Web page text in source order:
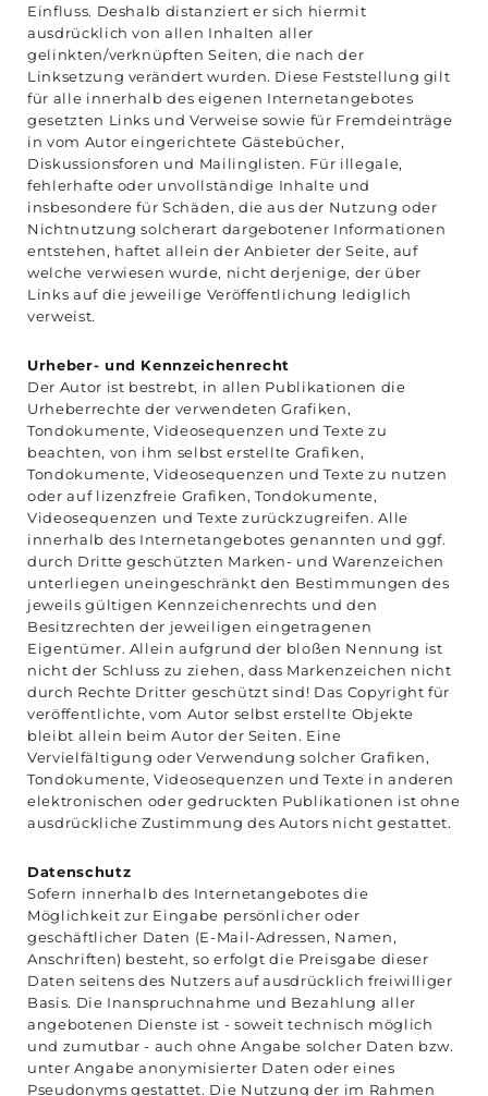
Einfluss. Deshalb distanziert er sich hiermit
ausdrücklich von allen Inhalten aller
gelinkten/verknüpften Seiten, die nach der
Linksetzung verändert wurden. Diese Feststellung gilt
für alle innerhalb des eigenen Internetangebotes
gesetzten Links und Verweise sowie für Fremdeinträge
in vom Autor eingerichtete Gästebücher,
Diskussionsforen und Mailinglisten. Für illegale,
fehlerhafte oder unvollständige Inhalte und
insbesondere für Schäden, die aus der Nutzung oder
Nichtnutzung solcherart dargebotener Informationen
entstehen, haftet allein der Anbieter der Seite, auf
welche verwiesen wurde, nicht derjenige, der über
Links auf die jeweilige Veröffentlichung lediglich
verweist.
Urheber- und Kennzeichenrecht
Der Autor ist bestrebt, in allen Publikationen die
Urheberrechte der verwendeten Grafiken,
Tondokumente, Videosequenzen und Texte zu
beachten, von ihm selbst erstellte Grafiken,
Tondokumente, Videosequenzen und Texte zu nutzen
oder auf lizenzfreie Grafiken, Tondokumente,
Videosequenzen und Texte zurückzugreifen. Alle
innerhalb des Internetangebotes genannten und ggf.
durch Dritte geschützten Marken- und Warenzeichen
unterliegen uneingeschränkt den Bestimmungen des
jeweils gültigen Kennzeichenrechts und den
Besitzrechten der jeweiligen eingetragenen
Eigentümer. Allein aufgrund der bloßen Nennung ist
nicht der Schluss zu ziehen, dass Markenzeichen nicht
durch Rechte Dritter geschützt sind! Das Copyright für
veröffentlichte, vom Autor selbst erstellte Objekte
bleibt allein beim Autor der Seiten. Eine
Vervielfältigung oder Verwendung solcher Grafiken,
Tondokumente, Videosequenzen und Texte in anderen
elektronischen oder gedruckten Publikationen ist ohne
ausdrückliche Zustimmung des Autors nicht gestattet.
Datenschutz
Sofern innerhalb des Internetangebotes die
Möglichkeit zur Eingabe persönlicher oder
geschäftlicher Daten (E-Mail-Adressen, Namen,
Anschriften) besteht, so erfolgt die Preisgabe dieser
Daten seitens des Nutzers auf ausdrücklich freiwilliger
Basis. Die Inanspruchnahme und Bezahlung aller
angebotenen Dienste ist - soweit technisch möglich
und zumutbar - auch ohne Angabe solcher Daten bzw.
unter Angabe anonymisierter Daten oder eines
Pseudonyms gestattet. Die Nutzung der im Rahmen